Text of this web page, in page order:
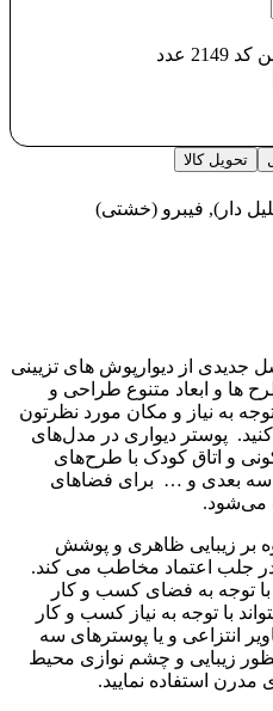
عدد
تحویل کالا
دار), فیبرو (خشتی)
جدیدی از دیوارپوش های تزیینی
ها و ابعاد متنوع طراحی و
به نیاز و مکان مورد نظرتون
پوستر دیواری در مدل‌های
و اتاق کودک با طرح‌های
سه بعدی و … برای فضاهای
می‌شود.
بر زیبایی ظاهری و پوشش
جلب اعتماد مخاطب می کند.
با توجه به فضای کسب و کار
با توجه به نیاز کسب و کار
انتزاعی و یا پوسترهای سه
زیبایی و چشم نوازی محیط
مدرن استفاده نمایید.